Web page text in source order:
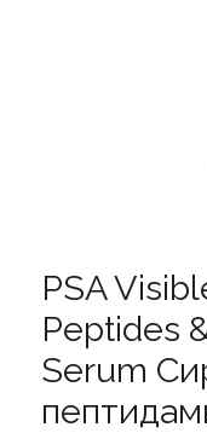
PSA
Peptides
Serum